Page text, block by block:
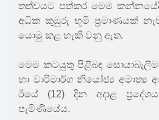
තත්වයට පත්කර මෙම
අධික කුඹුරු භූමි ප්‍රමාණයක්
යොමු කළ හැකි වනු ඇත.
මෙම කටයුතු පිළිබඳ
හා වාරිමාර්ග නියෝජ්‍ය අමාත්‍ය
ඊයේ (12) දින අදාළ
පැමිණියේය.